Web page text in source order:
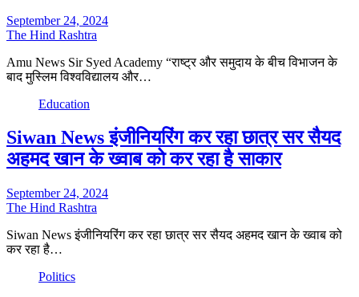
September 24, 2024
The Hind Rashtra
Amu News Sir Syed Academy “राष्ट्र और समुदाय के बीच विभाजन के
बाद मुस्लिम विश्वविद्यालय और…
Education
Siwan News इंजीनियरिंग कर रहा छात्र सर सैयद
अहमद खान के ख्वाब को कर रहा है साकार
September 24, 2024
The Hind Rashtra
Siwan News इंजीनियरिंग कर रहा छात्र सर सैयद अहमद खान के ख्वाब को
कर रहा है…
Politics